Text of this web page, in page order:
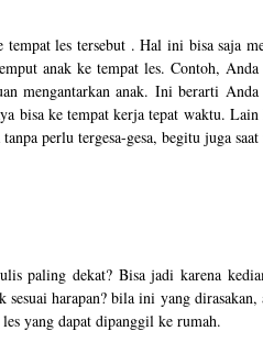
les tersebut . Hal ini bisa saja
anak ke tempat les. Contoh, Anda
mengantarkan anak. Ini berarti Anda
bisa ke tempat kerja tepat waktu.
perlu tergesa-gesa, begitu juga
paling dekat? Bisa jadi karena
harapan? bila ini yang
yang dapat dipanggil ke rumah.